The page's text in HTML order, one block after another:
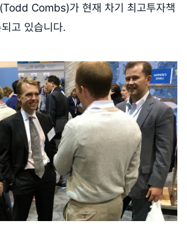
Combs)가 현재 차기 최고투자책
고 있습니다.